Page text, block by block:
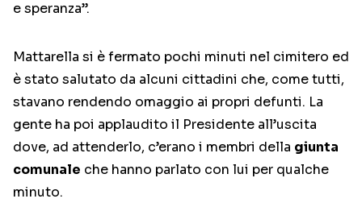
e speranza”.
Mattarella si è fermato pochi minuti nel cimitero ed
è stato salutato da alcuni cittadini che, come tutti,
stavano rendendo omaggio ai propri defunti. La
gente ha poi applaudito il Presidente all’uscita
dove, ad attenderlo, c’erano i membri della giunta
comunale che hanno parlato con lui per qualche
minuto.